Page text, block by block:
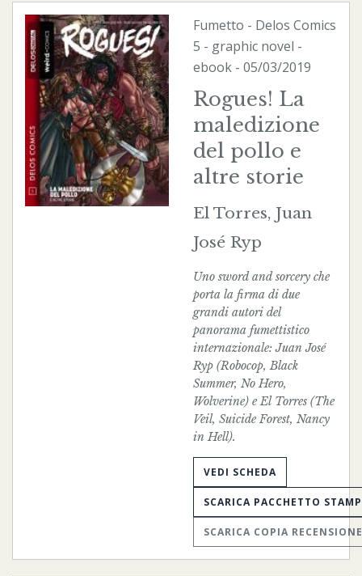
Fumetto - Delos Comics
5 - graphic novel -
ebook - 05/03/2019
Rogues! La
maledizione
del pollo e
altre storie
El Torres, Juan
José Ryp
Uno sword and sorcery che
porta la firma di due
grandi autori del
panorama fumettistico
internazionale: Juan José
Ryp (Robocop, Black
Summer, No Hero,
Wolverine) e El Torres (The
Veil, Suicide Forest, Nancy
in Hell).
VEDI SCHEDA
SCARICA PACCHETTO
SCARICA COPIA RECENSIONE